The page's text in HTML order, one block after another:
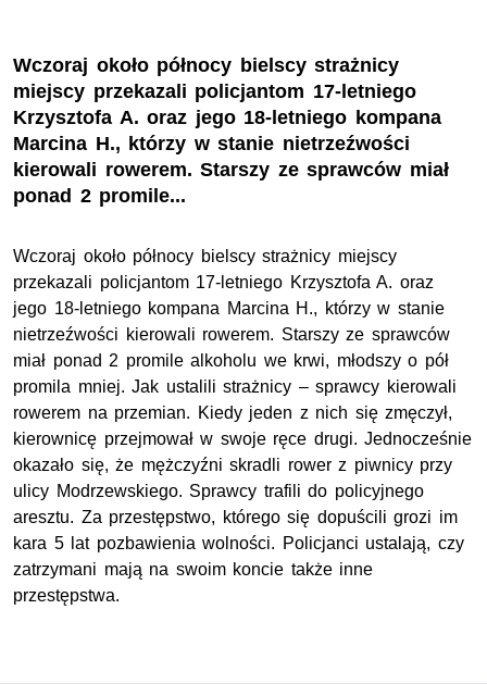
Wczoraj około północy bielscy strażnicy
miejscy przekazali policjantom 17-letniego
Krzysztofa A. oraz jego 18-letniego kompana
Marcina H., którzy w stanie nietrzeźwości
kierowali rowerem. Starszy ze sprawców miał
ponad 2 promile...
Wczoraj około północy bielscy strażnicy miejscy
przekazali policjantom 17-letniego Krzysztofa A. oraz
jego 18-letniego kompana Marcina H., którzy w stanie
nietrzeźwości kierowali rowerem. Starszy ze sprawców
miał ponad 2 promile alkoholu we krwi, młodszy o pół
promila mniej. Jak ustalili strażnicy – sprawcy kierowali
rowerem na przemian. Kiedy jeden z nich się zmęczył,
kierownicę przejmował w swoje ręce drugi. Jednocześnie
okazało się, że mężczyźni skradli rower z piwnicy przy
ulicy Modrzewskiego. Sprawcy trafili do policyjnego
aresztu. Za przestępstwo, którego się dopuścili grozi im
kara 5 lat pozbawienia wolności. Policjanci ustalają, czy
zatrzymani mają na swoim koncie także inne
przestępstwa.